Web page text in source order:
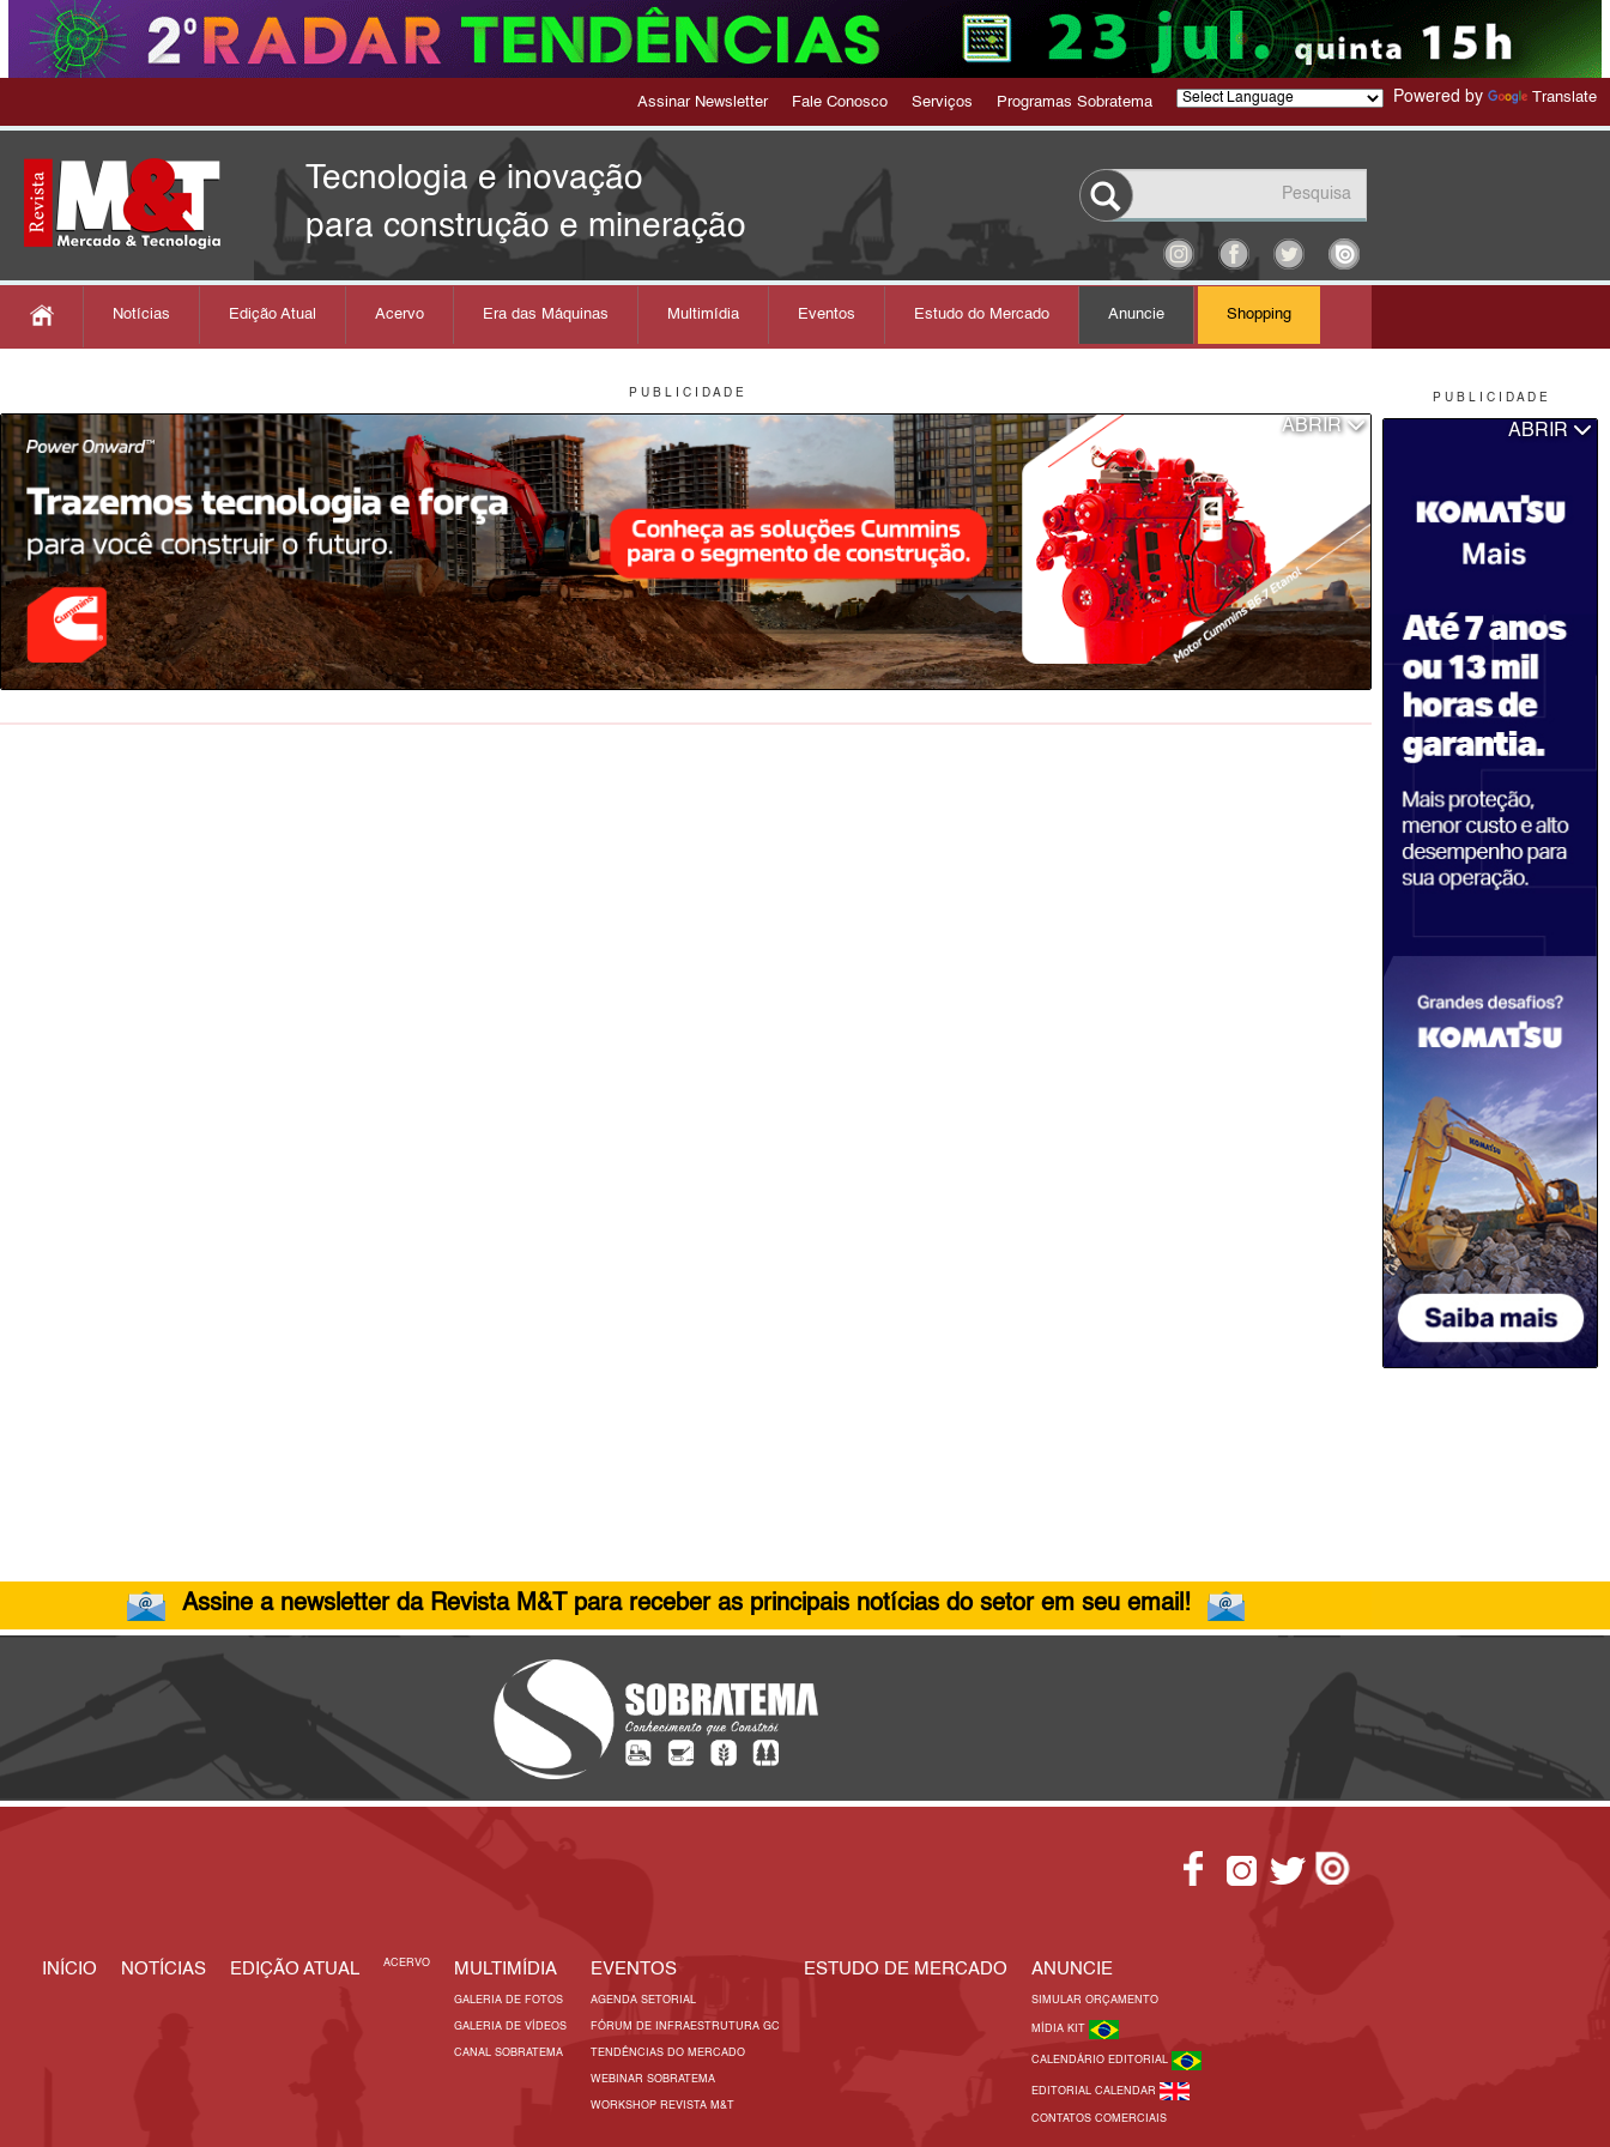
P U B L I C I D A D E
ABRIR
Assinar Newsletter Fale Conosco Serviços Programas Sobratema Powered by Translate
Tecnologia e inovação
para construção e mineração
Notícias Edição Atual Acervo Era das Máquinas Multimídia Eventos Estudo do Mercado Anuncie Shopping
P U B L I C I D A D E
ABRIR
Assine a newsletter da Revista M&T para receber as principais notícias do setor em seu email!
INÍCIO NOTÍCIAS EDIÇÃO ATUAL ACERVO MULTIMÍDIA
GALERIA DE FOTOS
GALERIA DE VÍDEOS
CANAL SOBRATEMA
EVENTOS
AGENDA SETORIAL
FÓRUM DE INFRAESTRUTURA GC
TENDÊNCIAS DO MERCADO
WEBINAR SOBRATEMA
WORKSHOP REVISTA M&T
ESTUDO DE MERCADO ANUNCIE
SIMULAR ORÇAMENTO
MÍDIA KIT
CALENDÁRIO EDITORIAL
EDITORIAL CALENDAR
CONTATOS COMERCIAIS